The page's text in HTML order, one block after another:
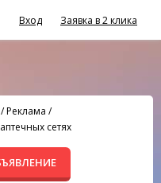
Вход Заявка в 2 клика
/Реклама /
сетях